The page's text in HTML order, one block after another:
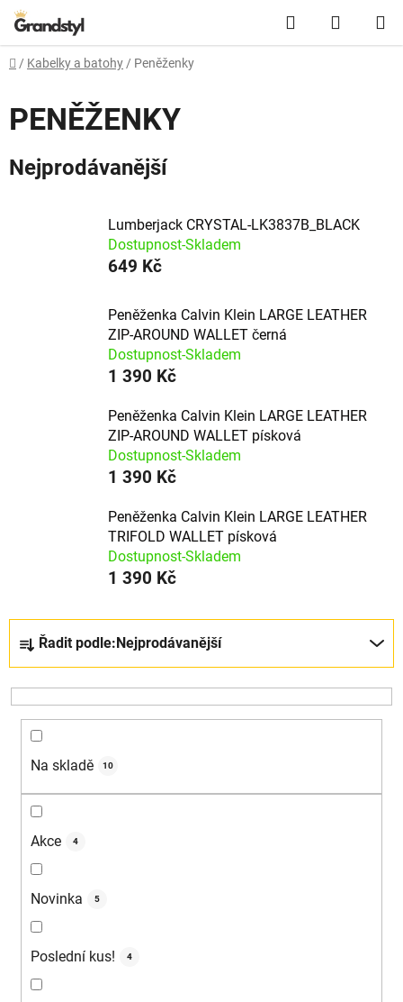
Přejít na obsah Hledat
Domů
/ Kabelky a batohy / Peněženky
PENĚŽENKY
Nejprodávanější
Lumberjack CRYSTAL-LK3837B_BLACK
Dostupnost-Skladem
649 Kč
Peněženka Calvin Klein LARGE LEATHER
ZIP-AROUND WALLET černá
Dostupnost-Skladem
1 390 Kč
Peněženka Calvin Klein LARGE LEATHER
ZIP-AROUND WALLET písková
Dostupnost-Skladem
1 390 Kč
Peněženka Calvin Klein LARGE LEATHER
TRIFOLD WALLET písková
Dostupnost-Skladem
1 390 Kč
Řazení produktů
Řadit podle: Nejprodávanější
Na skladě 10
Akce 4
Novinka 5
Poslední kus! 4